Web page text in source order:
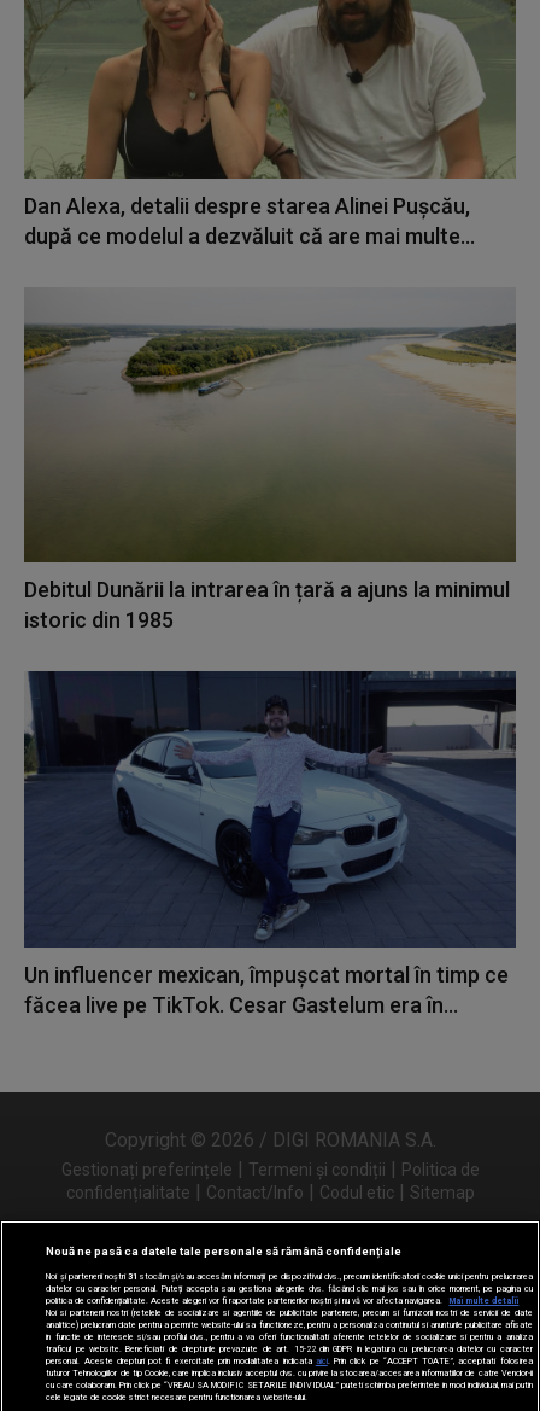
Dan Alexa, detalii despre starea Alinei Pușcău,
după ce modelul a dezvăluit că are mai multe...
Debitul Dunării la intrarea în țară a ajuns la minimul
istoric din 1985
Un influencer mexican, împușcat mortal în timp ce
făcea live pe TikTok. Cesar Gastelum era în...
Copyright © 2026 / DIGI ROMANIA S.A.
Gestionați preferințele | Termeni și condiții | Politica de
confidențialitate | Contact/Info | Codul etic | Sitemap
Urmărește-ne și pe
Nouă ne pasă ca datele tale personale să rămână confidențiale
Noi și partenerii noștri31 stocăm și/sau accesăm informații pe dispozitivul dvs., precum identificatorii cookie unici pentru prelucrarea
datelor cu caracter personal. Puteți accepta sau gestiona alegerile dvs. făcând clic mai jos sau în orice moment, pe pagina cu
politica de confidențialitate. Aceste alegeri vor fi raportate partenerilor noștri și nu vă vor afecta navigarea.
Mai multe detalii
Noi si partenerii nostri (retelele de socializare si agentiile de publicitate partenere, precum si furnizorii nostri de servicii de date
analitice) prelucram date pentru a permite website-ului sa functioneze, pentru a personaliza continutul si anunturile publicitare afisate
in functie de interesele si/sau profilul dvs., pentru a va oferi functionalitati aferente retelelor de socializare si pentru a analiza
traficul pe website. Beneficiati de drepturile prevazute de art. 15-22 din GDPR in legatura cu prelucrarea datelor cu caracter
personal. Aceste drepturi pot fi exercitate prin modalitatea indicata aici. Prin click pe “ACCEPT TOATE”, acceptati folosirea
tuturor Tehnologiilor de tip Cookie, care implica inclusiv acceptul dvs. cu privire la stocarea/accesarea informatiilor de catre Vendor-ii
cu care colaboram. Prin click pe “VREAU SA MODIFIC SETARILE INDIVIDUAL” puteti schimba preferintele in mod individual, mai putin
cele legate de cookie strict necesare pentru functionarea website-ului.